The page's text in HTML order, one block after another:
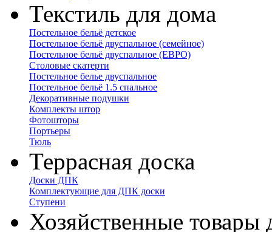
Текстиль для дома
Постельное бельё детское
Постельное бельё двуспальное (семейное)
Постельное бельё двуспальное (ЕВРО)
Столовые скатерти
Постельное белье двуспальное
Постельное бельё 1.5 спальное
Декоративные подушки
Комплекты штор
Фотошторы
Портьеры
Тюль
Террасная доска
Доски ДПК
Комплектующие для ДПК доски
Ступени
Хозяйственные товары